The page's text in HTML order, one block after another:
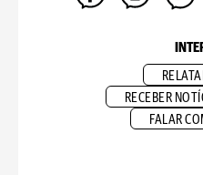
RECEBER
FALAR